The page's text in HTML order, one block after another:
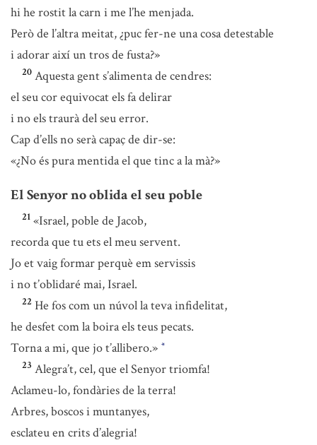
hi he rostit la carn i me l’he menjada.
Però de l’altra meitat, ¿puc fer-ne una cosa detestable
i adorar així un tros de fusta?»
20 Aquesta gent s’alimenta de cendres:
el seu cor equivocat els fa delirar
i no els traurà del seu error.
Cap d’ells no serà capaç de dir-se:
«¿No és pura mentida el que tinc a la mà?»
El Senyor no oblida el seu poble
21 «Israel, poble de Jacob,
recorda que tu ets el meu servent.
Jo et vaig formar perquè em servissis
i no t’oblidaré mai, Israel.
22 He fos com un núvol la teva infidelitat,
he desfet com la boira els teus pecats.
Torna a mi, que jo t’allibero.» *
23 Alegra’t, cel, que el Senyor triomfa!
Aclameu-lo, fondàries de la terra!
Arbres, boscos i muntanyes,
esclateu en crits d’alegria!